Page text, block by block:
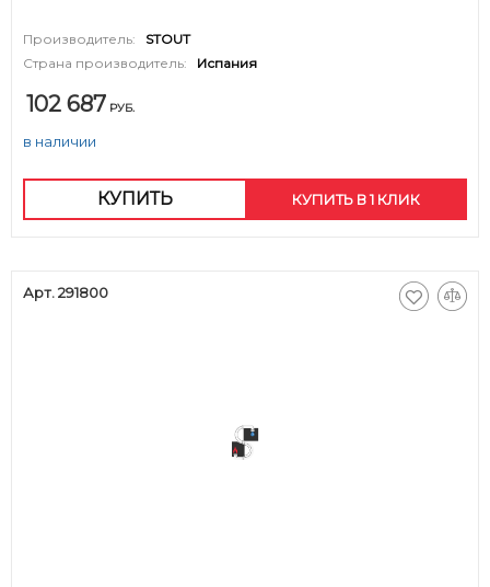
Производитель:
STOUT
Страна производитель:
Испания
102 687 РУБ.
в наличии
КУПИТЬ КУПИТЬ В 1 КЛИК
Арт. 291800